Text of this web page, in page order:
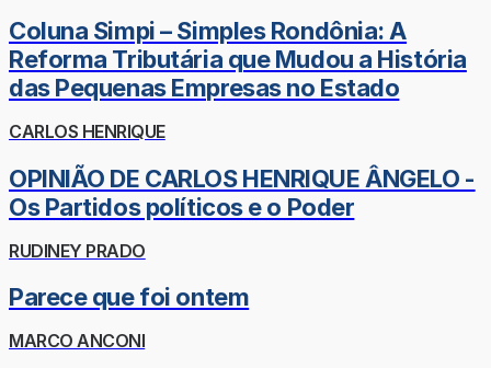
Coluna Simpi – Simples Rondônia: A
Reforma Tributária que Mudou a História
das Pequenas Empresas no Estado
CARLOS HENRIQUE
OPINIÃO DE CARLOS HENRIQUE ÂNGELO -
Os Partidos políticos e o Poder
RUDINEY PRADO
Parece que foi ontem
MARCO ANCONI